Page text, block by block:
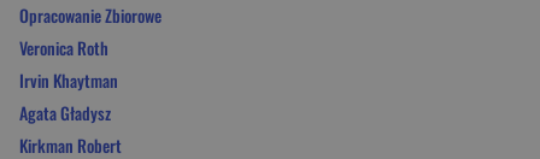
Opracowanie Zbiorowe
Veronica Roth
Irvin Khaytman
Agata Gładysz
Kirkman Robert